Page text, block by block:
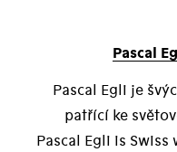
Pascal
Pascal Egli je
patřící ke
Pascal Egli is